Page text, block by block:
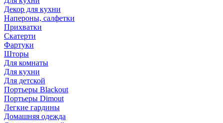
Декор для кухни
Напероны, салфетки
Прихватки
Скатерти
Фартуки
Шторы
Для комнаты
Для кухни
Для детской
Портьеры Blackout
Портьеры Dimout
Легкие гардины
Домашняя одежда